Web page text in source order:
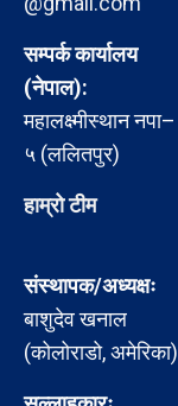
सम्पर्क कार्यालय
(नेपाल):
महालक्ष्मीस्थान नपा–
५ (ललितपुर)
हाम्रो टीम
संस्थापक/अध्यक्षः
बाशुदेव खनाल
(कोलोराडो, अमेरिका)